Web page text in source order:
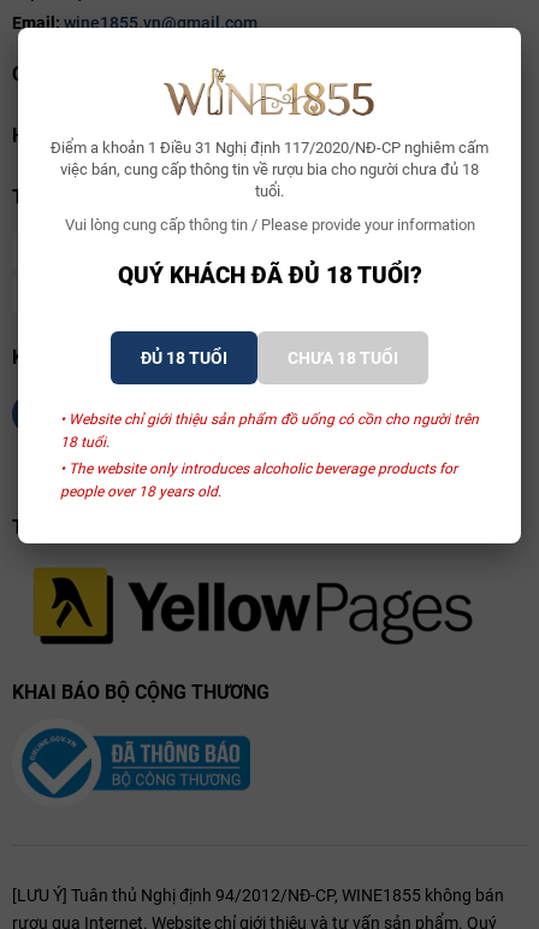
Điểm a khoản 1 Điều 31 Nghị định 117/2020/NĐ-CP nghiêm cấm
việc bán, cung cấp thông tin về rượu bia cho người chưa đủ 18
tuổi.
Vui lòng cung cấp thông tin / Please provide your information
QUÝ KHÁCH ĐÃ ĐỦ 18 TUỔI?
ĐỦ 18 TUỔI CHƯA 18 TUỔI
• Website chỉ giới thiệu sản phẩm đồ uống có cồn cho người trên
18 tuổi.
• The website only introduces alcoholic beverage products for
people over 18 years old.
Email: wine1855.vn@gmail.com
CHÍNH SÁCH
HỖ TRỢ
THANH TOÁN
KẾT NỐI CHÚNG TÔI
TRANG VÀNG VIỆT NAM
KHAI BÁO BỘ CỘNG THƯƠNG
[LƯU Ý] Tuân thủ Nghị định 94/2012/NĐ-CP, WINE1855 không bán
rượu qua Internet. Website chỉ giới thiệu và tư vấn sản phẩm. Quý